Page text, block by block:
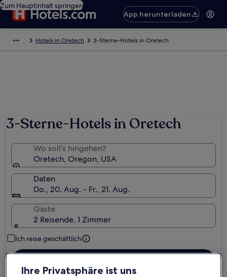
Zum Hauptinhalt springen
App herunterladen
Hotels in Oretech 3-Sterne-Hotels in Oretech
3-Sterne-Hotels in Oretech
Wo soll’s hingehen?
Oretech, Oregon, USA
Daten
Do., 20. Aug. - Fr., 21. Aug.
Gäste
2 Reisende, 1 Zimmer
Ich reise geschäftlich
Ihre Privatsphäre ist uns